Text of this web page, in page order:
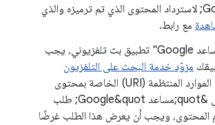
Google&quot; لاسترداد المحتوى الذي تم ترميزه والذي
مع رابط.
عندما يبدأ "مساعد Google" تطبيق بث تلفزيوني، يجب
مزوّد خدمة البحث على التلفزيون
لعرض معرّفات الموارد المنتظمة (URI) الخاصة بمحتوى
الوسائط. يرسل &quot;مساعد Google&quot; طلب
المحتوى، ويجب أن يعرض هذا الطلب غرضًا